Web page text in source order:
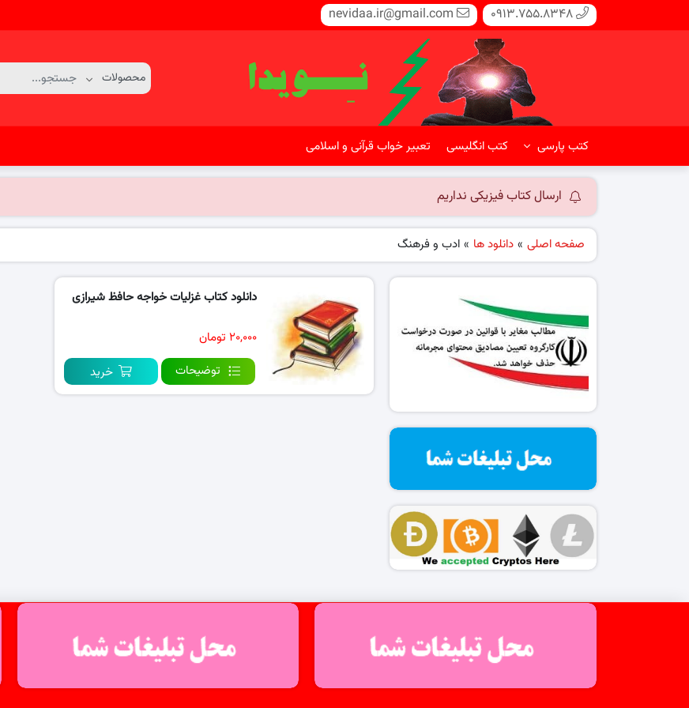
0913.755.8348
nevidaa.ir@gmail.com
کتب پارسی کتب انگلیسی تعبیر خواب قرآنی و اسلامی
ارسال کتاب فیزیکی نداریم
صفحه اصلی » دانلود ها » ادب و فرهنگ
دانلود کتاب غزلیات خواجه حافظ شیرازی
۲۰,۰۰۰ تومان
توضیحات
خرید